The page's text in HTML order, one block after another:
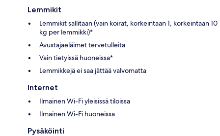
Lemmikit
Lemmikit sallitaan (vain koirat, korkeintaan 1, korkeintaan 10
kg per lemmikki)*
Avustajaeläimet tervetulleita
Vain tietyissä huoneissa*
Lemmikkejä ei saa jättää valvomatta
Internet
Ilmainen Wi-Fi yleisissä tiloissa
Ilmainen Wi-Fi huoneissa
Pysäköinti